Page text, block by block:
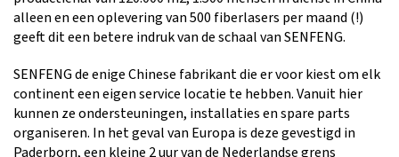
alleen en een oplevering van 500 fiberlasers per maand (!)
geeft dit een betere indruk van de schaal van SENFENG.
SENFENG de enige Chinese fabrikant die er voor kiest om elk
continent een eigen service locatie te hebben. Vanuit hier
kunnen ze ondersteuningen, installaties en spare parts
organiseren. In het geval van Europa is deze gevestigd in
Paderborn, een kleine 2 uur van de Nederlandse grens